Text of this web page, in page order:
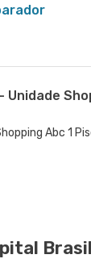
Unidade
Abc 1